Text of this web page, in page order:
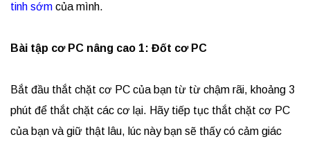
tinh sớm của mình.
Bài tập cơ PC nâng cao 1: Đốt cơ PC
Bắt đầu thắt chặt cơ PC của bạn từ từ chậm rãi, khoảng 3
phút để thắt chặt các cơ lại. Hãy tiếp tục thắt chặt cơ PC
của bạn và giữ thật lâu, lúc này bạn sẽ thấy có cảm giác